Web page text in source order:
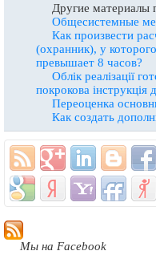
Другие материалы
Общесистемные
Как произвести
(охранник), у
превышает 8 часов?
Облiк реалiзацiї
покрокова iнструкцiя
Переоценка
Как создать
Мы на Facebook